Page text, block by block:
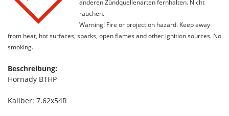
anderen Zündquellenarten fernhalten. Nicht
rauchen.
Warning! Fire or projection hazard. Keep away
from heat, hot surfaces, sparks, open flames and other ignition sources. No
smoking.
Beschreibung:
Hornady BTHP
Kaliber: 7.62x54R